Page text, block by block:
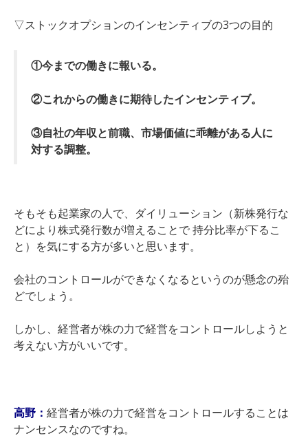
▽ストックオプションのインセンティブの3つの目的
①今までの働きに報いる。
②これからの働きに期待したインセンティブ。
③自社の年収と前職、市場価値に乖離がある人に
対する調整。
そもそも起業家の人で、ダイリューション（新株発行な
どにより株式発行数が増えることで 持分比率が下るこ
と）を気にする方が多いと思います。
会社のコントロールができなくなるというのが懸念の殆
どでしょう。
しかし、経営者が株の力で経営をコントロールしようと
考えない方がいいです。
高野： 経営者が株の力で経営をコントロールすることは
ナンセンスなのですね。